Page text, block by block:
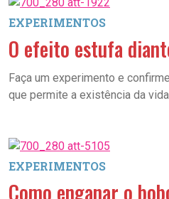
EXPERIMENTOS
O efeito estufa
Faça um experimento e
que permite a existência da
EXPERIMENTOS
Como enganar o